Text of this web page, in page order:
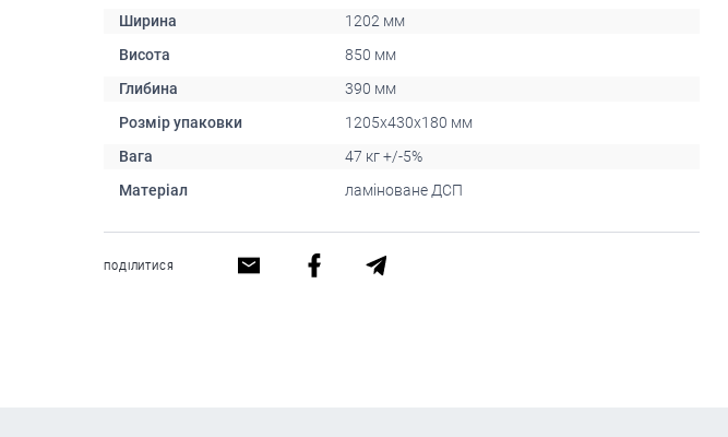
Ширина
1202 мм
Висота
850 мм
Глибина
390 мм
Розмір упаковки
1205x430x180 мм
Вага
47 кг +/-5%
Матеріал
ламіноване ДСП
ПОДІЛИТИСЯ